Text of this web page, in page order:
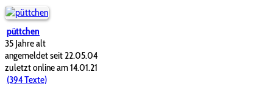
püttchen
35 Jahre alt
angemeldet seit 22.05.04
zuletzt online am 14.01.21
(394 Texte)